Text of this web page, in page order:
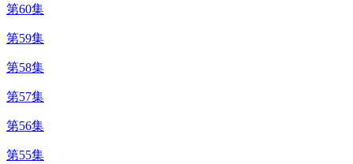
第60集
第59集
第58集
第57集
第56集
第55集